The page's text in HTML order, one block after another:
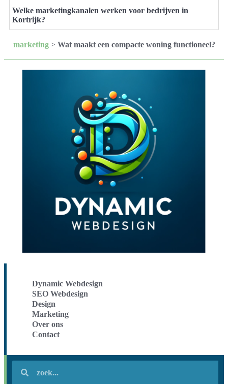
Welke marketingkanalen werken voor bedrijven in
Kortrijk?
marketing> Wat maakt een compacte woning functioneel?
Dynamic Webdesign
SEO Webdesign
Design
Marketing
Over ons
Contact